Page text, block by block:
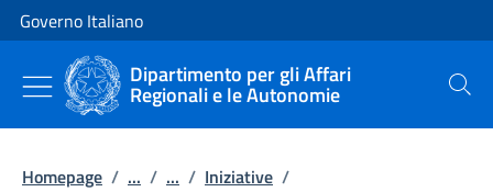
Vai al contenuto
Vai alla navigazione del sito
Governo Italiano
Dipartimento per gli Affari
Regionali e le Autonomie Cerca
Homepage / ... / ... / Iniziative /